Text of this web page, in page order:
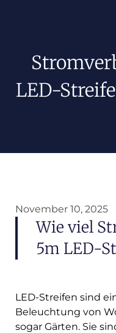
LED-
November 10, 2025
Wie viel
5m LED-
LED-Streifen sind
Beleuchtung von
sogar Gärten. Sie